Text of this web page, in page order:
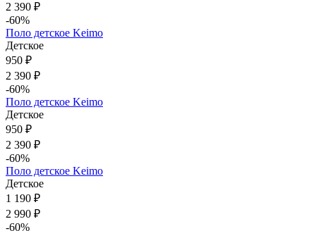
2 390 ₽
-60%
Поло детское Keimo
Детское
950 ₽
2 390 ₽
-60%
Поло детское Keimo
Детское
950 ₽
2 390 ₽
-60%
Поло детское Keimo
Детское
1 190 ₽
2 990 ₽
-60%